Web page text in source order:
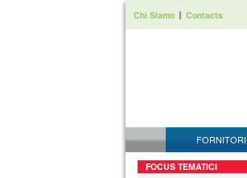
Chi Siamo Contacts
FORNITORI
FOCUS TEMATICI